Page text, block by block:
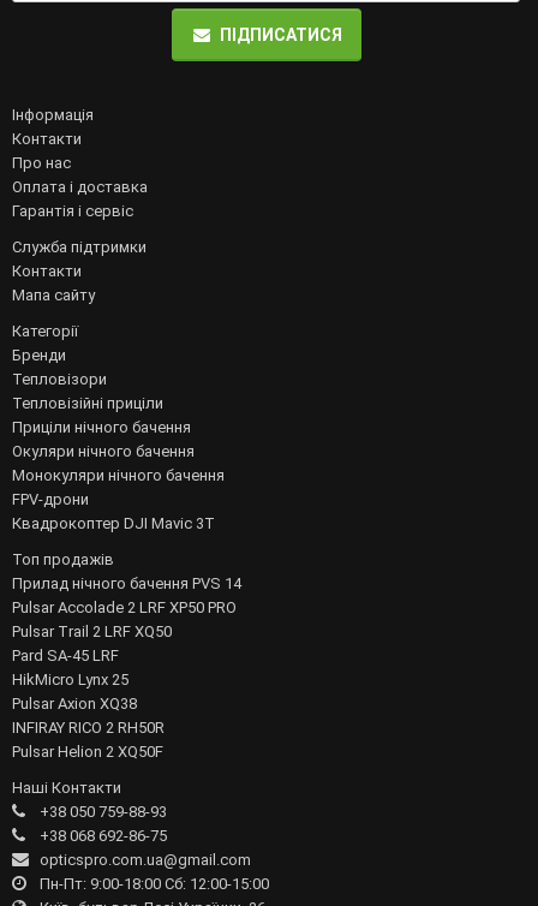
ПІДПИСАТИСЯ
Інформація
Контакти
Про нас
Оплата і доставка
Гарантія і сервіс
Служба підтримки
Контакти
Мапа сайту
Категорії
Бренди
Тепловізори
Тепловізійні приціли
Приціли нічного бачення
Окуляри нічного бачення
Монокуляри нічного бачення
FPV-дрони
Квадрокоптер DJI Mavic 3T
Топ продажів
Прилад нічного бачення PVS 14
Pulsar Accolade 2 LRF XP50 PRO
Pulsar Trail 2 LRF XQ50
Pard SA-45 LRF
HikMicro Lynx 25
Pulsar Axion XQ38
INFIRAY RICO 2 RH50R
Pulsar Helion 2 XQ50F
Наші Контакти
+38 050 759-88-93
+38 068 692-86-75
opticspro.com.ua@gmail.com
Пн-Пт: 9:00-18:00 Сб: 12:00-15:00